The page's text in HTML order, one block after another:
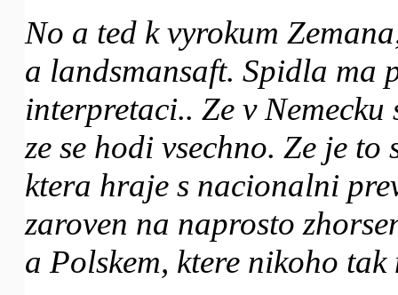
No a ted k vyrokum
a landsmansaft. Spidla ma
interpretaci.. Ze v
ze se hodi vsechno. Ze je
ktera hraje s nacionalni
zaroven na naprosto
a Polskem, ktere nikoho tak